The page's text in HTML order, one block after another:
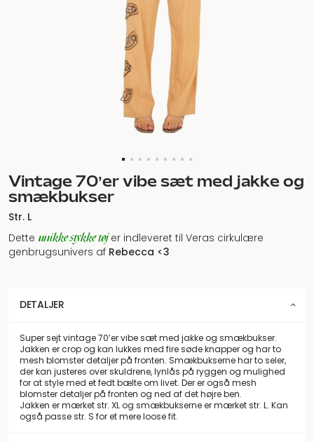
Vintage 70’er vibe sæt med jakke og
smækbukser
Str. L
Dette unikke stykke tøjer indleveret til Veras cirkulære
genbrugsunivers af Rebecca <3
DETALJER
Super sejt vintage 70’er vibe sæt med jakke og smækbukser.
Jakken er crop og kan lukkes med fire søde knapper og har to
mesh blomster detaljer på fronten. Smækbukserne har to seler,
der kan justeres over skuldrene, lynlås på ryggen og mulighed
for at style med et fedt bælte om livet. Der er også mesh
blomster detaljer på fronten og ned af det højre ben.
Jakken er mærket str. XL og smækbukserne er mærket str. L. Kan
også passe str. S for et mere loose fit.